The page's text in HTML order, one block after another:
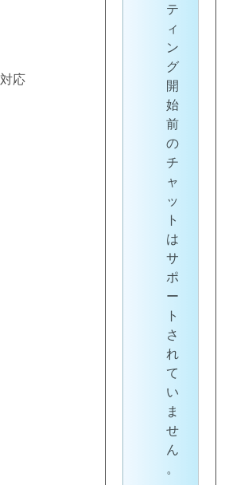
対応
テ
ィ
ン
グ
開
始
前
の
チ
ャ
ッ
ト
は
サ
ポ
ー
ト
さ
れ
て
い
ま
せ
ん
。